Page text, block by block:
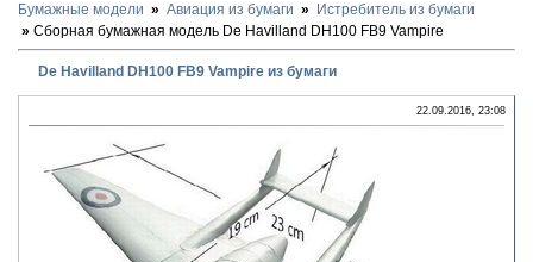
Бумажные модели Авиация из бумаги
Истребитель из бумаги
Сборная бумажная модель De Havilland DH100 FB9 Vampire
De Havilland DH100 FB9 Vampire из бумаги
22.09.2016, 23:08